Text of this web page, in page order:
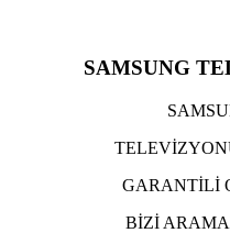
SAMSUNG
GARANTİLİ
BİZİ